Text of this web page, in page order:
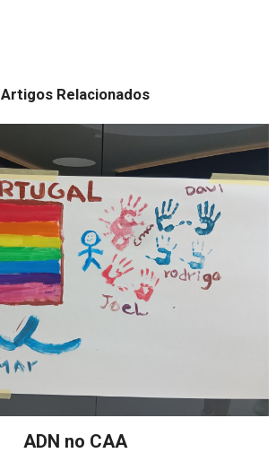
Artigos Relacionados
ADN no CAA